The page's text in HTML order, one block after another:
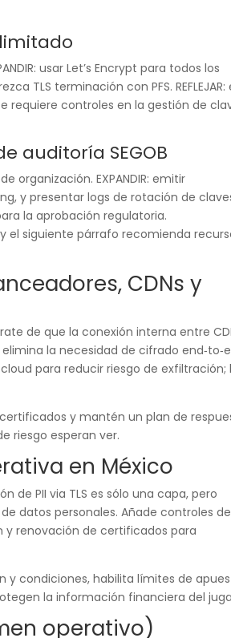
usar Let’s Encrypt para todos los
TLS terminación con PFS. REFLEJAR:
requiere controles en la gestión de
auditoría SEGOB
organización. EXPANDIR: emitir
y presentar logs de rotación de
la aprobación regulatoria.
el siguiente párrafo recomienda
CDNs y
de que la conexión interna entre
la necesidad de cifrado
para reducir riesgo de exfiltración;
y mantén un plan de
riesgo esperan ver.
en México
de PII via TLS es sólo una capa, pero
datos personales. Añade controles de
y renovación de certificados para
y condiciones, habilita límites de
la información financiera del
operativo)